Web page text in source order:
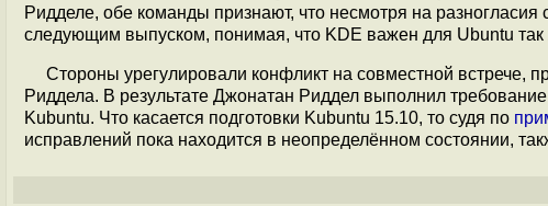
Ридделе, обе команды признают, что несмотря на
следующим выпуском, понимая, что KDE важен для Ubuntu
Стороны урегулировали конфликт на совместной
Риддела. В результате Джонатан Риддел выполнил
Kubuntu. Что касается подготовки Kubuntu 15.10, то судя по
исправлений пока находится в неопределённом состоянии,